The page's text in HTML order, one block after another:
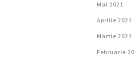
Mai 2021
Aprilie 2021
Martie 2021
Februarie